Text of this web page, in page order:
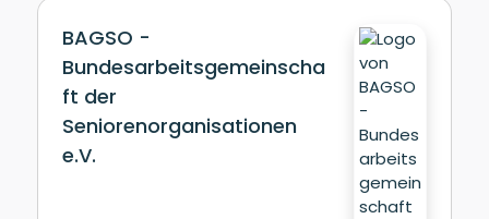
BAGSO -
Bundesarbeitsgemeinscha
ft der
Seniorenorganisationen
e.V.